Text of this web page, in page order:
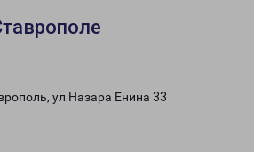
ул.Назара Енина 33